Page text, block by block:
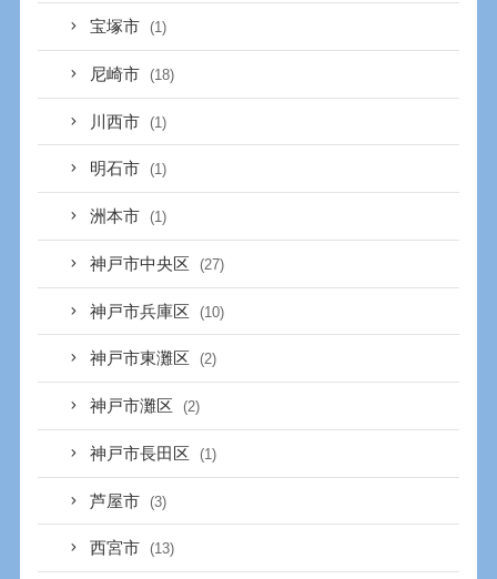
宝塚市 (1)
尼崎市 (18)
川西市 (1)
明石市 (1)
洲本市 (1)
神戸市中央区 (27)
神戸市兵庫区 (10)
神戸市東灘区 (2)
神戸市灘区 (2)
神戸市長田区 (1)
芦屋市 (3)
西宮市 (13)